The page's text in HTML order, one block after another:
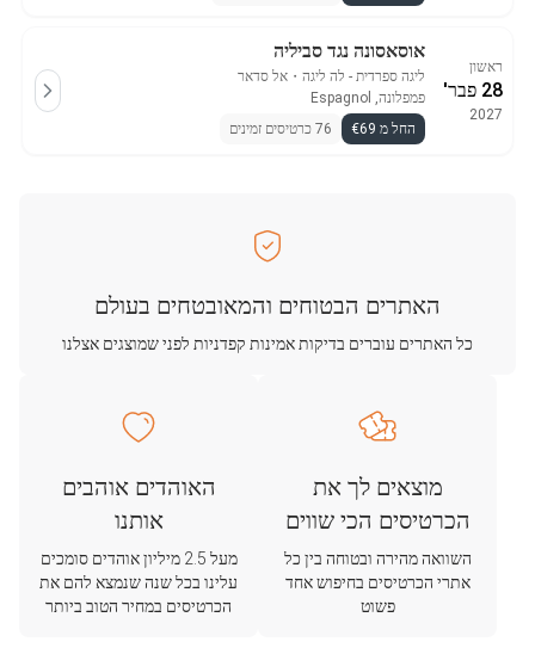
ראשון
28 פבר'
2027
אוסאסונה נגד סביליה
ליגה ספרדית - לה ליגה ・ אל סדאר
פמפלונה, Espagnol
החל מ €69
76 כרטיסים זמינים
האתרים הבטוחים והמאובטחים בעולם
כל האתרים עוברים בדיקות אמינות קפדניות לפני שמוצגים אצלנו
מוצאים לך את
הכרטיסים הכי שווים
השוואה מהירה ובטוחה בין כל
אתרי הכרטיסים בחיפוש אחד
פשוט
האוהדים אוהבים
אותנו
מעל 2.5 מיליון אוהדים סומכים
עלינו בכל שנה שנמצא להם את
הכרטיסים במחיר הטוב ביותר